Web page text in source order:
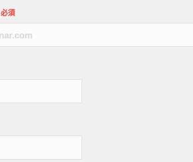
必須